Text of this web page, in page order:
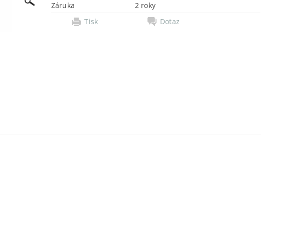
Záruka
2 roky
Tisk
Dotaz